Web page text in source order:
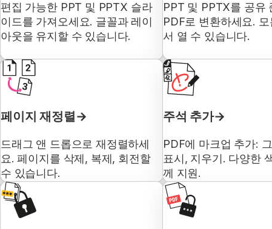
편집 가능한 PPT 및 PPTX 슬라
이드를 가져오세요. 글꼴과 레이
아웃을 유지할 수 있습니다.
PPT 및 PPTX를 공유
PDF로 변환하세요. 모
서 열 수 있습니다.
페이지 재정렬
드래그 앤 드롭으로 재정렬하세
요. 페이지를 삭제, 복제, 회전할
수 있습니다.
주석 추가
PDF에 마크업 추가:
표시, 지우기. 다양한
께 지원.